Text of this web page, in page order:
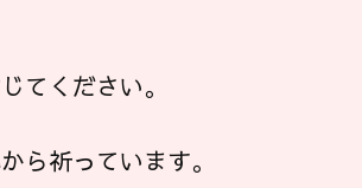
てください。
ら祈っています。